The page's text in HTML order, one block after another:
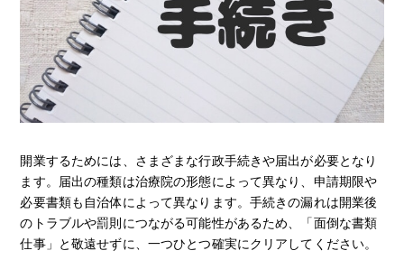
開業するためには、さまざまな行政手続きや届出が必要となり
ます。届出の種類は治療院の形態によって異なり、申請期限や
必要書類も自治体によって異なります。手続きの漏れは開業後
のトラブルや罰則につながる可能性があるため、「面倒な書類
仕事」と敬遠せずに、一つひとつ確実にクリアしてください。